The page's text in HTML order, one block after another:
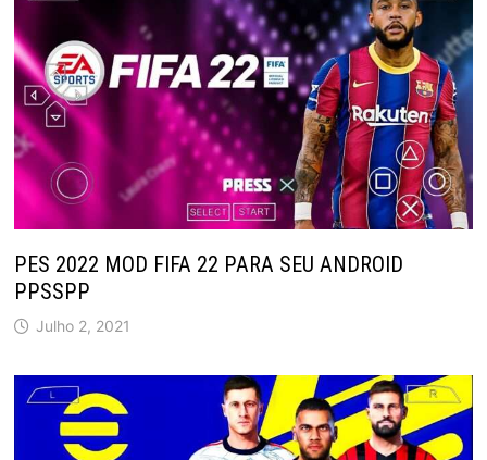
PES 2022 MOD FIFA 22 PARA SEU ANDROID
PPSSPP
Julho 2, 2021